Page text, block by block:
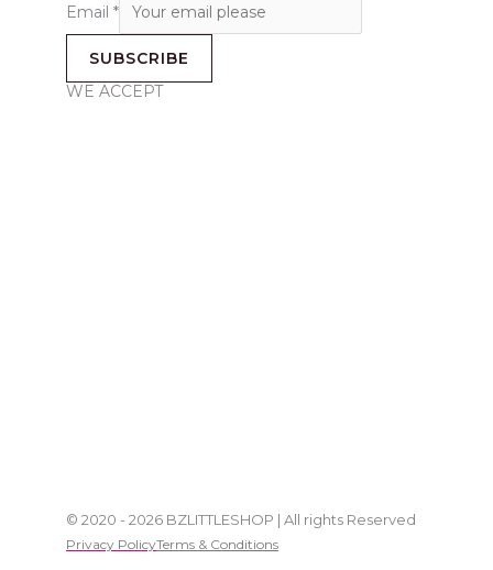
Email *
SUBSCRIBE
WE ACCEPT
© 2020 - 2026 BZLITTLESHOP | All rights Reserved
Privacy PolicyTerms & Conditions